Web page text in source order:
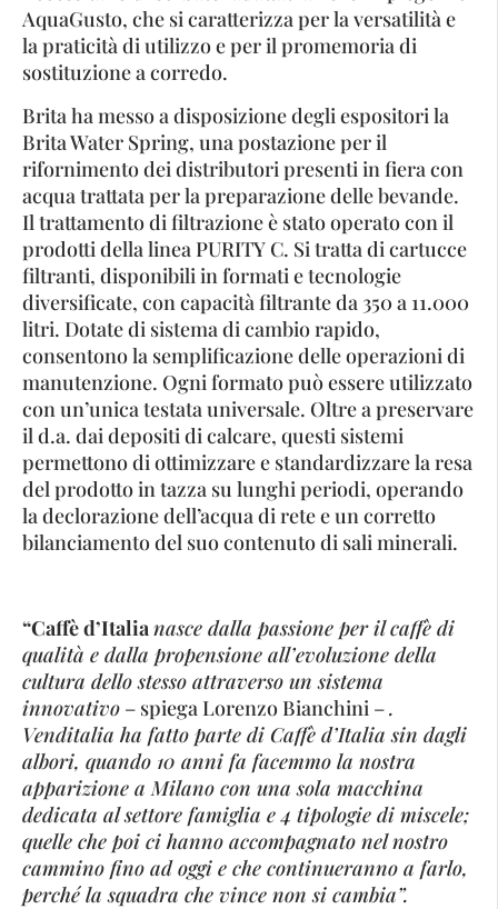
AquaGusto, che si caratterizza per la versatilità e
la praticità di utilizzo e per il promemoria di
sostituzione a corredo.
Brita ha messo a disposizione degli espositori la
Brita Water Spring, una postazione per il
rifornimento dei distributori presenti in fiera con
acqua trattata per la preparazione delle bevande.
Il trattamento di filtrazione è stato operato con il
prodotti della linea PURITY C. Si tratta di cartucce
filtranti, disponibili in formati e tecnologie
diversificate, con capacità filtrante da 350 a 11.000
litri. Dotate di sistema di cambio rapido,
consentono la semplificazione delle operazioni di
manutenzione. Ogni formato può essere utilizzato
con un’unica testata universale. Oltre a preservare
il d.a. dai depositi di calcare, questi sistemi
permettono di ottimizzare e standardizzare la resa
del prodotto in tazza su lunghi periodi, operando
la declorazione dell’acqua di rete e un corretto
bilanciamento del suo contenuto di sali minerali.
“Caffè d’Italia nasce dalla passione per il caffè di
qualità e dalla propensione all’evoluzione della
cultura dello stesso attraverso un sistema
innovativo – spiega Lorenzo Bianchini –.
Venditalia ha fatto parte di Caffè d’Italia sin dagli
albori, quando 10 anni fa facemmo la nostra
apparizione a Milano con una sola macchina
dedicata al settore famiglia e 4 tipologie di miscele;
quelle che poi ci hanno accompagnato nel nostro
cammino fino ad oggi e che continueranno a farlo,
perché la squadra che vince non si cambia”.